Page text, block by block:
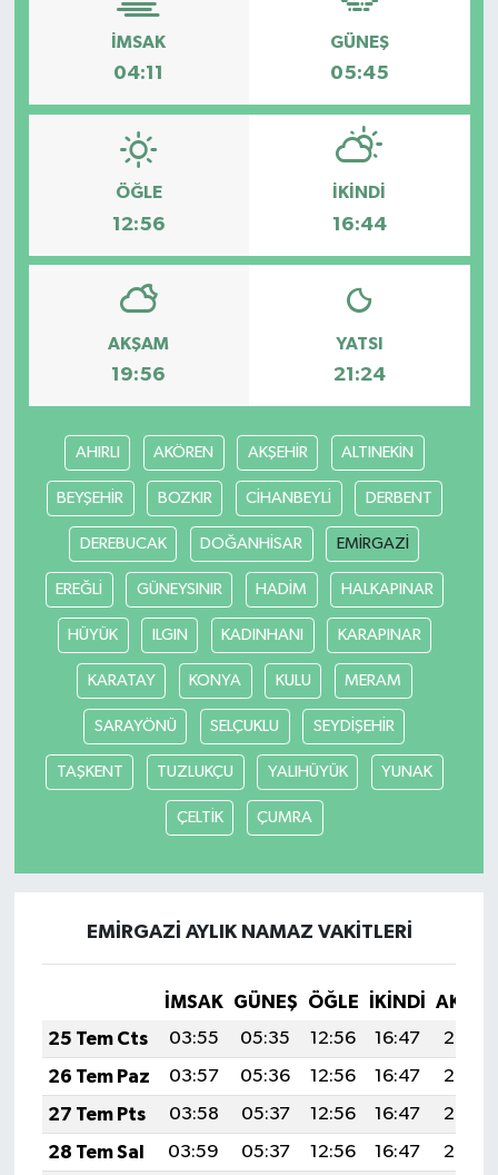
İMSAK
04:11
GÜNEŞ
05:45
ÖĞLE
12:56
İKINDI
16:44
AKŞAM
19:56
YATSI
21:24
AHIRLI AKÖREN AKŞEHİR ALTINEKİN
BEYŞEHİR BOZKIR CİHANBEYLİ DERBENT
DEREBUCAK DOĞANHİSAR EMİRGAZİ
EREĞLİ GÜNEYSINIR HADİM HALKAPINAR
HÜYÜK ILGIN KADINHANI KARAPINAR
KARATAY KONYA KULU MERAM
SARAYÖNÜ SELÇUKLU SEYDİŞEHİR
TAŞKENT TUZLUKÇU YALIHÜYÜK YUNAK
ÇELTİK ÇUMRA
EMİRGAZİ AYLIK NAMAZ VAKITLERI
İMSAK GÜNEŞ ÖĞLE İKINDI
25 Tem Cts
03:55 05:35 12:56 16:47
20:08
26 Tem Paz
03:57 05:36 12:56 16:47
20:07
27 Tem Pts
03:58 05:37 12:56 16:47
20:06
28 Tem Sal
03:59 05:37 12:56 16:47
20:05